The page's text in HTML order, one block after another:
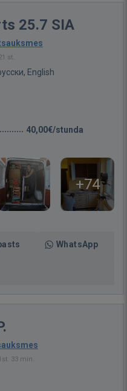
25.7 SIA
st.
English
40,00€/stunda
+74
WhatsApp
33 min.